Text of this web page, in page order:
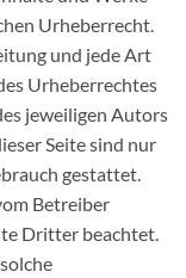
Urheberrecht.
und jede Art
Urheberrechtes
jeweiligen Autors
Seite sind nur
gestattet.
Betreiber
Dritter beachtet.